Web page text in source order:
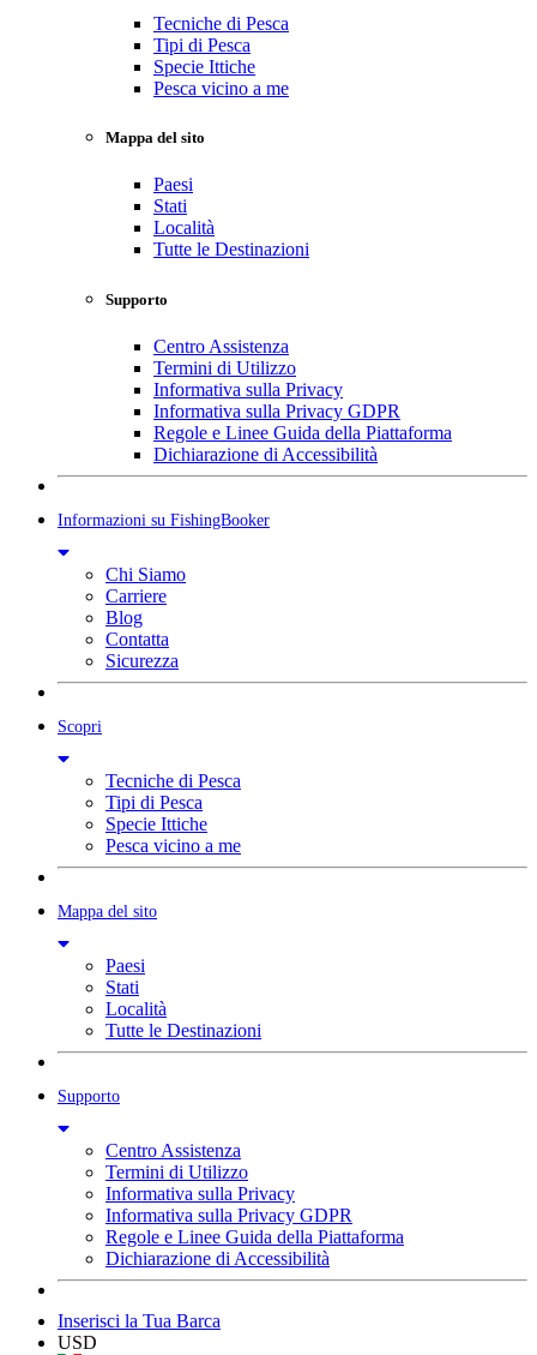
Tecniche di Pesca
Tipi di Pesca
Specie Ittiche
Pesca vicino a me
Mappa del sito
Paesi
Stati
Località
Tutte le Destinazioni
Supporto
Centro Assistenza
Termini di Utilizzo
Informativa sulla Privacy
Informativa sulla Privacy GDPR
Regole e Linee Guida della Piattaforma
Dichiarazione di Accessibilità
Informazioni su FishingBooker
Chi Siamo
Carriere
Blog
Contatta
Sicurezza
Scopri
Tecniche di Pesca
Tipi di Pesca
Specie Ittiche
Pesca vicino a me
Mappa del sito
Paesi
Stati
Località
Tutte le Destinazioni
Supporto
Centro Assistenza
Termini di Utilizzo
Informativa sulla Privacy
Informativa sulla Privacy GDPR
Regole e Linee Guida della Piattaforma
Dichiarazione di Accessibilità
Inserisci la Tua Barca
USD